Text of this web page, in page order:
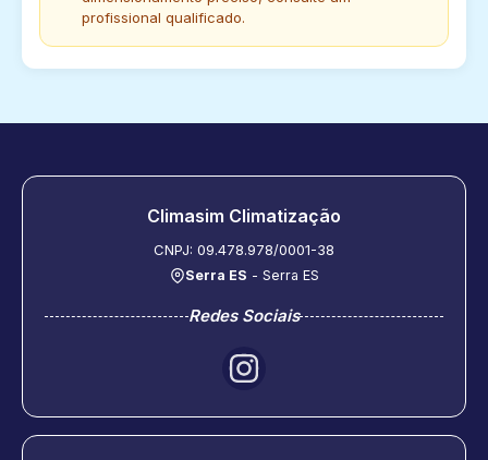
profissional qualificado.
Climasim Climatização
CNPJ: 09.478.978/0001-38
Serra ES - Serra ES
Redes Sociais